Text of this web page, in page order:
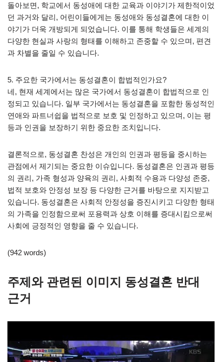
돌아보면, 학교에서 동성애에 대한 교육과 이야기가 제한적이었
던 과거와 달리, 어린이들에게는 동성애와 동성결혼에 대한 이
야기가 더욱 개방되게 되었습니다. 이를 통해 학생들은 세계의
다양한 현실과 사랑의 형태를 이해하고 존중할 수 있으며, 편견
과 차별을 줄일 수 있습니다.
5. 주요한 국가에서는 동성결혼이 합법적인가요?
네, 현재 세계에서는 많은 국가에서 동성결혼이 합법적으로 인
정되고 있습니다. 일부 국가에서는 동성결혼을 포함한 동성적인
연애와 파트너쉽을 법적으로 보호 및 인정하고 있으며, 이는 평
등과 인권을 보장하기 위한 중요한 조치입니다.
결론적으로, 동성결혼 찬성은 개인의 인권과 평등을 중시하는
관점에서 제기되는 중요한 이슈입니다. 동성결혼은 인권과 평등
의 권리, 가족 형성과 양육의 권리, 사회적 수용과 다양성 존중,
법적 보호와 안정성 보장 등 다양한 근거를 바탕으로 지지받고
있습니다. 동성결혼은 사회적 안정성을 증진시키고 다양한 형태
의 가족을 인정함으로써 포용력과 상호 이해를 증대시킴으로써
사회에 긍정적인 영향을 줄 수 있습니다.
(942 words)
주제와 관련된 이미지 동성결혼 반대
근거